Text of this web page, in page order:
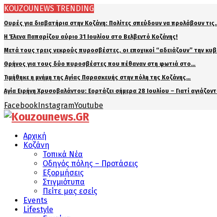
KOUZOUNEWS TRENDING
Ουρές για διαβατήρια στην Κοζάνη: Πολίτες σπεύδουν να προλάβουν
Η Έλενα Παπαρίζου αύριο 31 Ιουλίου στο Βελβεντό Κοζάνης!
Μετά τους τρεις νεκρούς πυροσβέστες, οι εποχικοί “αδειάζουν” την
Θρήνος για τους δύο πυροσβέστες που πέθαναν στη φωτιά στο…
Τιμήθηκε η μνήμη της Αγίας Παρασκευής στην πόλη της Κοζάνης…
Αγία Ειρήνη Χρυσοβαλάντου: Εορτάζει σήμερα 28 Ιουλίου – Γιατί
FacebookInstagramYoutube
Αρχική
Κοζάνη
Τοπικά Νέα
Οδηγός πόλης – Προτάσεις
Εξορμήσεις
Στιγμιότυπα
Πείτε μας εσείς
Events
Lifestyle